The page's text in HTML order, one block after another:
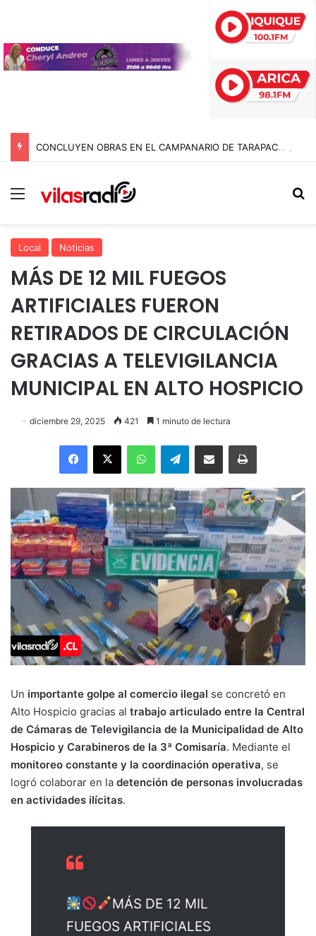
CONCLUYEN OBRAS EN EL CAMPANARIO DE TARAPACÁ Y GARANTIZAN LA SEGURIDAD PARA LA FIESTA DE SAN LORENZO
Menú
Local Noticias
MÁS DE 12 MIL FUEGOS
ARTIFICIALES FUERON
RETIRADOS DE CIRCULACIÓN
GRACIAS A TELEVIGILANCIA
MUNICIPAL EN ALTO HOSPICIO
diciembre 29, 2025 421 1 minuto de lectura
Facebook
X WhatsAppTelegramEnviar vía email Imprimir
Un importante golpe al comercio ilegal se concretó en
Alto Hospicio gracias al trabajo articulado entre la Central
de Cámaras de Televigilancia de la Municipalidad de Alto
Hospicio y Carabineros de la 3ª Comisaría. Mediante el
monitoreo constante y la coordinación operativa, se
logró colaborar en la detención de personas involucradas
en actividades ilícitas.
MÁS DE 12 MIL
FUEGOS ARTIFICIALES